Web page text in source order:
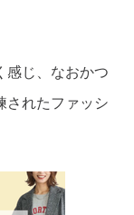
感じ、なおかつ
されたファッシ